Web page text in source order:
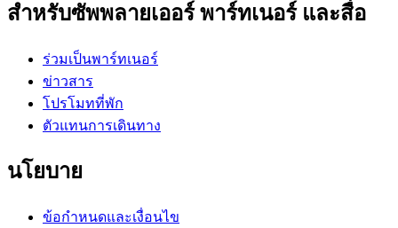
สำหรับซัพพลายเออร์ พาร์ทเนอร์ และสื่อ
ร่วมเป็นพาร์ทเนอร์
ข่าวสาร
โปรโมทที่พัก
ตัวแทนการเดินทาง
นโยบาย
ข้อกำหนดและเงื่อนไข